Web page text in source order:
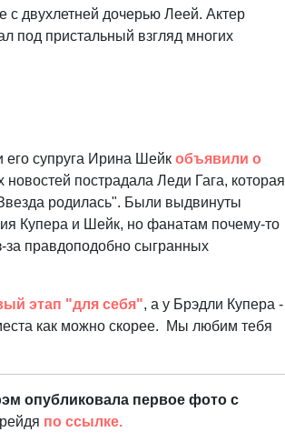
с двухлетней дочерью Леей. Актер
под пристальный взгляд многих
супруга Ирина Шейк объявили о
новостей пострадала Леди Гага, которая
родилась". Были выдвинуты
Купера и Шейк, но фанатам почему-то
за правдоподобно сыгранных
этап "для себя", а у Брэдли Купера -
как можно скорее. Мы любим тебя
опубликовала первое фото с
по ссылке.